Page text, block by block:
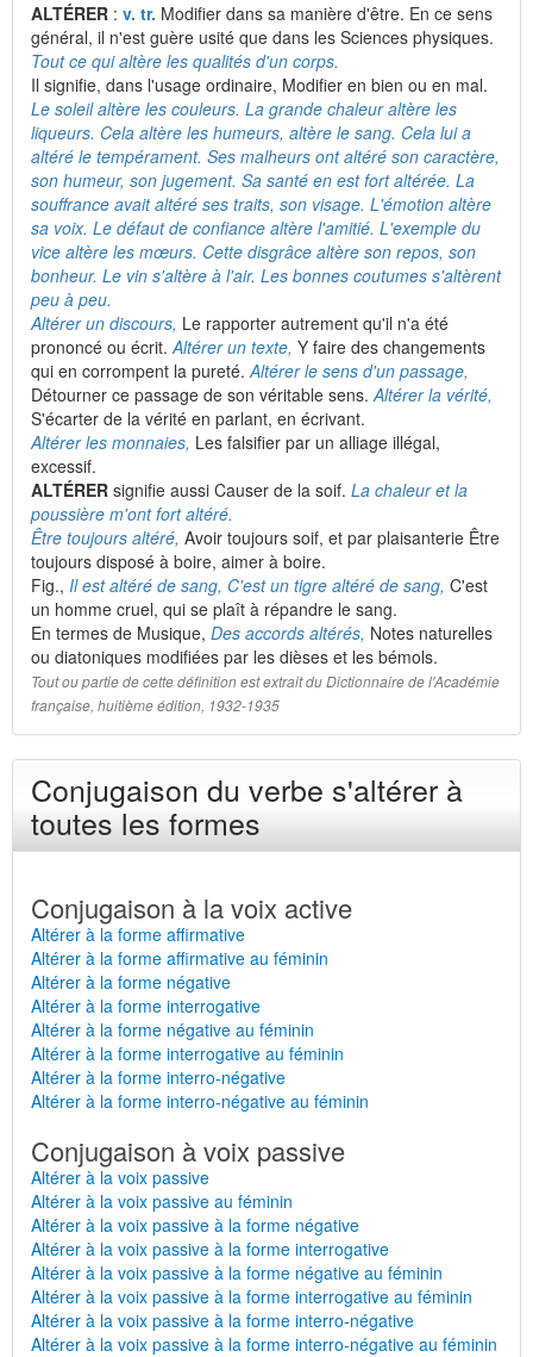
ALTÉRER : v. tr. Modifier dans sa manière d'être. En ce sens
général, il n'est guère usité que dans les Sciences physiques.
Tout ce qui altère les qualités d'un corps.
Il signifie, dans l'usage ordinaire, Modifier en bien ou en mal.
Le soleil altère les couleurs. La grande chaleur altère les
liqueurs. Cela altère les humeurs, altère le sang. Cela lui a
altéré le tempérament. Ses malheurs ont altéré son caractère,
son humeur, son jugement. Sa santé en est fort altérée. La
souffrance avait altéré ses traits, son visage. L'émotion altère
sa voix. Le défaut de confiance altère l'amitié. L'exemple du
vice altère les mœurs. Cette disgrâce altère son repos, son
bonheur. Le vin s'altère à l'air. Les bonnes coutumes s'altèrent
peu à peu.
Altérer un discours, Le rapporter autrement qu'il n'a été
prononcé ou écrit.Altérer un texte, Y faire des changements
qui en corrompent la pureté.Altérer le sens d'un passage,
Détourner ce passage de son véritable sens.Altérer la vérité,
S'écarter de la vérité en parlant, en écrivant.
Altérer les monnaies, Les falsifier par un alliage illégal,
excessif.
ALTÉRER signifie aussi Causer de la soif. La chaleur et la
poussière m'ont fort altéré.
Être toujours altéré, Avoir toujours soif, et par plaisanterie Être
toujours disposé à boire, aimer à boire.
Fig., Il est altéré de sang, C'est un tigre altéré de sang, C'est
un homme cruel, qui se plaît à répandre le sang.
En termes de Musique, Des accords altérés, Notes naturelles
ou diatoniques modifiées par les dièses et les bémols.
Tout ou partie de cette définition est extrait du Dictionnaire de l'Académie
française, huitième édition, 1932-1935
Conjugaison du verbe s'altérer à
toutes les formes
Conjugaison à la voix active
Altérer à la forme affirmative
Altérer à la forme affirmative au féminin
Altérer à la forme négative
Altérer à la forme interrogative
Altérer à la forme négative au féminin
Altérer à la forme interrogative au féminin
Altérer à la forme interro-négative
Altérer à la forme interro-négative au féminin
Conjugaison à voix passive
Altérer à la voix passive
Altérer à la voix passive au féminin
Altérer à la voix passive à la forme négative
Altérer à la voix passive à la forme interrogative
Altérer à la voix passive à la forme négative au féminin
Altérer à la voix passive à la forme interrogative au féminin
Altérer à la voix passive à la forme interro-négative
Altérer à la voix passive à la forme interro-négative au féminin